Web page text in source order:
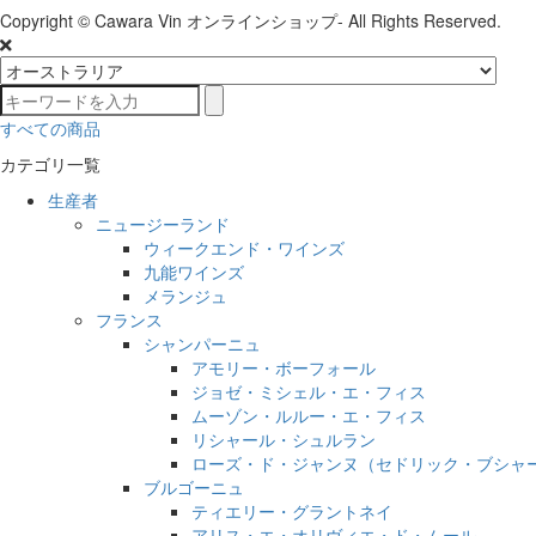
Copyright © Cawara Vin オンラインショップ- All Rights Reserved.
すべての商品
カテゴリ一覧
生産者
ニュージーランド
ウィークエンド・ワインズ
九能ワインズ
メランジュ
フランス
シャンパーニュ
アモリー・ボーフォール
ジョゼ・ミシェル・エ・フィス
ムーゾン・ルルー・エ・フィス
リシャール・シュルラン
ローズ・ド・ジャンヌ（セドリック・ブシャ
ブルゴーニュ
ティエリー・グラントネイ